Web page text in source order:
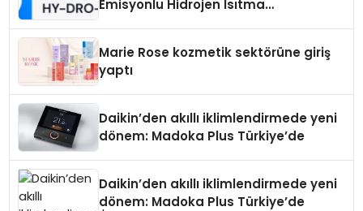
Emisyonlu Hidrojen Isıtma
Marie Rose kozmetik sektörüne giriş
yaptı
Daikin’den akıllı iklimlendirmede yeni
dönem: Madoka Plus Türkiye’de
Daikin’den akıllı iklimlendirmede yeni
dönem: Madoka Plus Türkiye’de